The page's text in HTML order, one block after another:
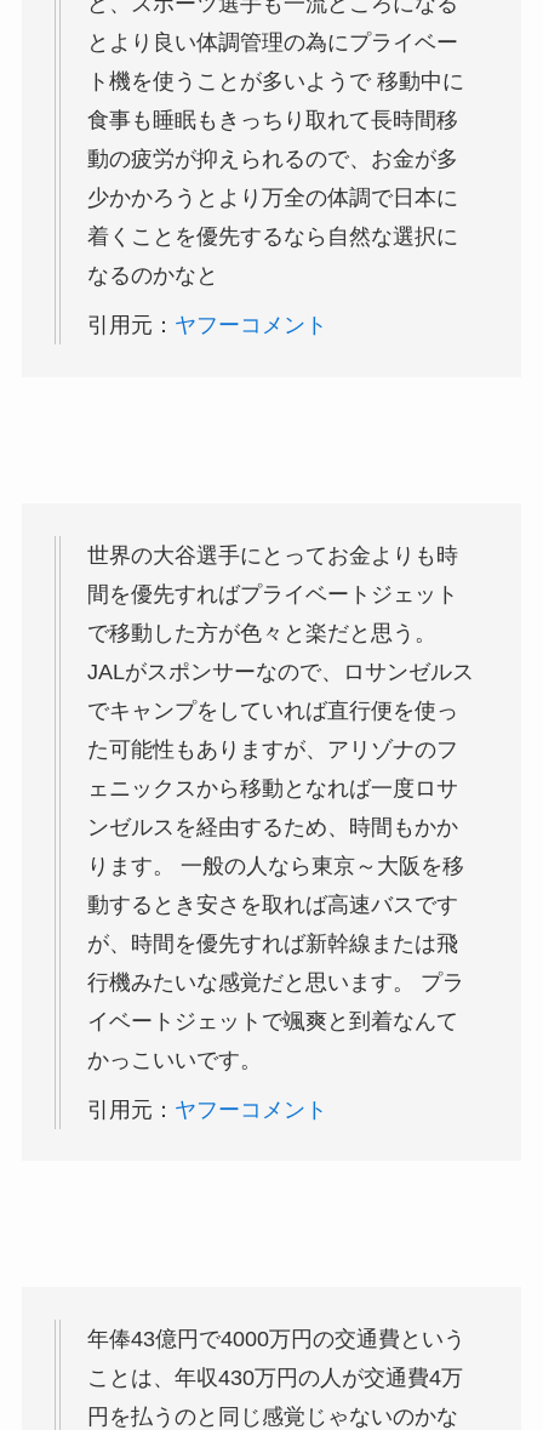
とより良い体調管理の為にプライベー
ト機を使うことが多いようで 移動中に
食事も睡眠もきっちり取れて長時間移
動の疲労が抑えられるので、お金が多
少かかろうとより万全の体調で日本に
着くことを優先するなら自然な選択に
なるのかなと
引用元： ヤフーコメント
世界の大谷選手にとってお金よりも時
間を優先すればプライベートジェット
で移動した方が色々と楽だと思う。
JALがスポンサーなので、ロサンゼルス
でキャンプをしていれば直行便を使っ
た可能性もありますが、アリゾナのフ
ェニックスから移動となれば一度ロサ
ンゼルスを経由するため、時間もかか
ります。 一般の人なら東京～大阪を移
動するとき安さを取れば高速バスです
が、時間を優先すれば新幹線または飛
行機みたいな感覚だと思います。 プラ
イベートジェットで颯爽と到着なんて
かっこいいです。
引用元： ヤフーコメント
年俸43億円で4000万円の交通費という
ことは、年収430万円の人が交通費4万
円を払うのと同じ感覚じゃないのかな